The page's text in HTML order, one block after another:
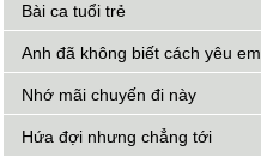
Bài ca tuổi trẻ
Anh đã không biết cách yêu em
Nhớ mãi chuyến đi này
Hứa đợi nhưng chẳng tới